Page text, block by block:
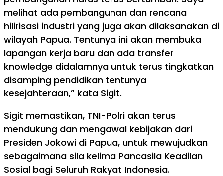
melihat ada pembangunan dan rencana
hilirisasi industri yang juga akan dilaksanakan di
wilayah Papua. Tentunya ini akan membuka
lapangan kerja baru dan ada transfer
knowledge didalamnya untuk terus tingkatkan
disamping pendidikan tentunya
kesejahteraan,” kata Sigit.
Sigit memastikan, TNI-Polri akan terus
mendukung dan mengawal kebijakan dari
Presiden Jokowi di Papua, untuk mewujudkan
sebagaimana sila kelima Pancasila Keadilan
Sosial bagi Seluruh Rakyat Indonesia.